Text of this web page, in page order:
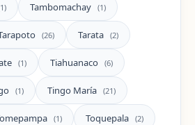
Tambomachay (1)
(26) Tarata (2)
(1) Tiahuanaco (6)
(1) Tingo María (21)
(1) Toquepala (2)